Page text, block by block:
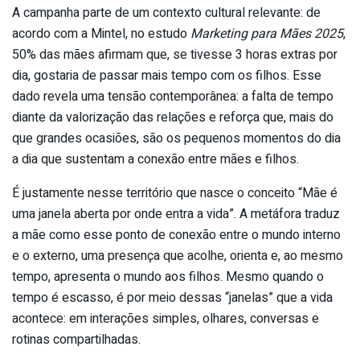
A campanha parte de um contexto cultural relevante: de
acordo com a Mintel, no estudo Marketing para Mães 2025,
50% das mães afirmam que, se tivesse 3 horas extras por
dia, gostaria de passar mais tempo com os filhos. Esse
dado revela uma tensão contemporânea: a falta de tempo
diante da valorização das relações e reforça que, mais do
que grandes ocasiões, são os pequenos momentos do dia
a dia que sustentam a conexão entre mães e filhos.
É justamente nesse território que nasce o conceito “Mãe é
uma janela aberta por onde entra a vida”. A metáfora traduz
a mãe como esse ponto de conexão entre o mundo interno
e o externo, uma presença que acolhe, orienta e, ao mesmo
tempo, apresenta o mundo aos filhos. Mesmo quando o
tempo é escasso, é por meio dessas “janelas” que a vida
acontece: em interações simples, olhares, conversas e
rotinas compartilhadas.